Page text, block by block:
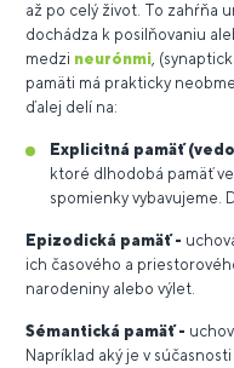
až po celý život. To zahŕňa
dochádza k posilňovaniu
medzi neurónmi ,
pamäti má prakticky
ďalej delí na:
Explicitná pamäť
ktoré dlhodobá pamäť
spomienky vybavujeme.
Epizodická pamäť -
ich časového a
narodeniny alebo výlet.
Sémantická pamäť -
Napríklad aký je v